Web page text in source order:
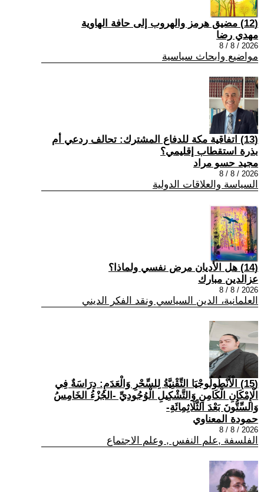
(12) مضيق هرمز والهروب إلى حافة الهاوية
مهدي رضا
2026 / 8 / 8
مواضيع وابحاث سياسية
(13) اتفاقية مكة للدفاع المشترك: تحالف ردعي أم
بذرة استقطاب إقليمي؟
مجيد حسو مراد
2026 / 8 / 8
السياسة والعلاقات الدولية
(14) هل الأديان مرض نفسي ولماذا؟
عزالدين مبارك
2026 / 8 / 8
العلمانية، الدين السياسي ونقد الفكر الديني
(15) الْأَنْطُولُوجْيَا التِّقْنِيَّةُ لِلسِّحْرِ وَالْعَدَمِ: دِرَاسَةٌ فِي
الْإِمْكَانِ الْكَامِنِ وَالتَّشْكِيلِ الْوُجُودِيِّ -الجُزْءُ الخَامِسُ
وَالسِّتُّونَ بَعْدَ الثَّلَاثِمِائَةِ-
حمودة المعناوي
2026 / 8 / 8
الفلسفة ,علم النفس , وعلم الاجتماع